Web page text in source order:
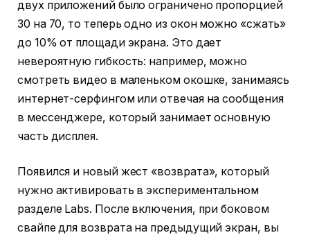
двух приложений было ограничено пропорцией
30 на 70, то теперь одно из окон можно «сжать»
до 10% от площади экрана. Это дает
невероятную гибкость: например, можно
смотреть видео в маленьком окошке, занимаясь
интернет-серфингом или отвечая на сообщения
в мессенджере, который занимает основную
часть дисплея.
Появился и новый жест «возврата», который
нужно активировать в экспериментальном
разделе Labs. После включения, при боковом
свайпе для возврата на предыдущий экран, вы